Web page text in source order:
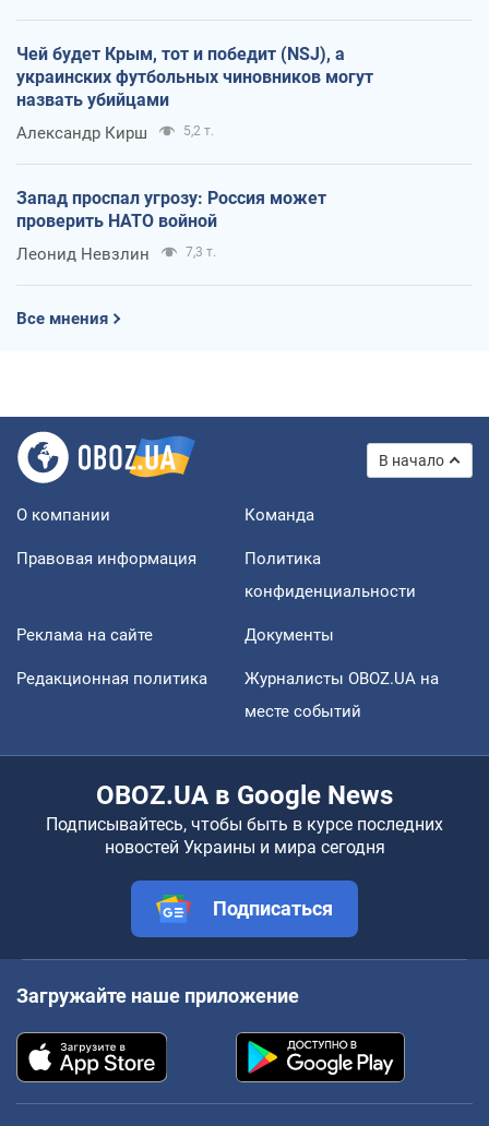
Чей будет Крым, тот и победит (NSJ), а
украинских футбольных чиновников могут
назвать убийцами
Александр Кирш 5,2 т.
Запад проспал угрозу: Россия может
проверить НАТО войной
Леонид Невзлин 7,3 т.
Все мнения
В начало
О компании Команда
Правовая информация
Политика
конфиденциальности
Реклама на сайте Документы
Редакционная политика
Журналисты OBOZ.UA на
месте событий
OBOZ.UA в Google News
Подписывайтесь, чтобы быть в курсе последних
новостей Украины и мира сегодня
Подписаться
Загружайте наше приложение